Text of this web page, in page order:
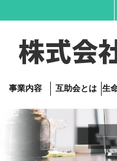
事業内容 互助会とは 生